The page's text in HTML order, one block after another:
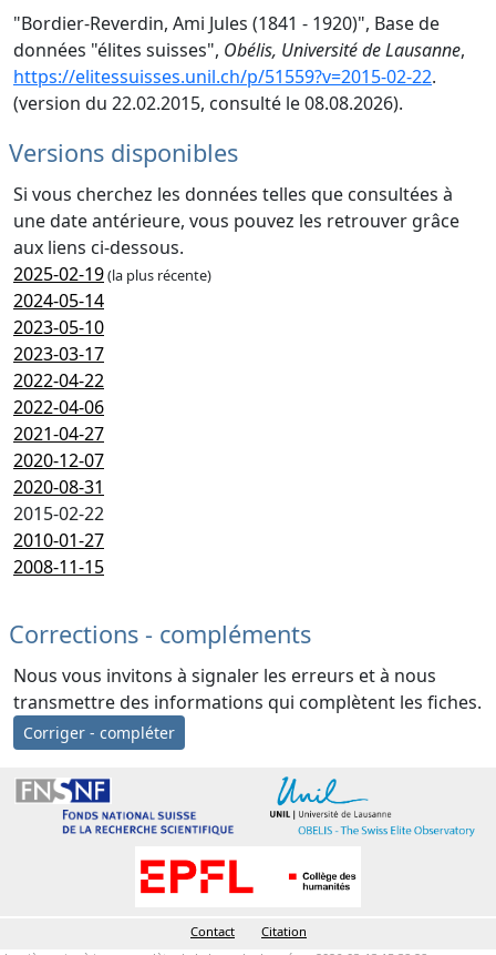
"Bordier-Reverdin, Ami Jules (1841 - 1920)", Base de
données "élites suisses", Obélis, Université de Lausanne,
https://elitessuisses.unil.ch/p/51559?v=2015-02-22.
(version du 22.02.2015, consulté le 08.08.2026).
Versions disponibles
Si vous cherchez les données telles que consultées à
une date antérieure, vous pouvez les retrouver grâce
aux liens ci-dessous.
2025-02-19(la plus récente)
2024-05-14
2023-05-10
2023-03-17
2022-04-22
2022-04-06
2021-04-27
2020-12-07
2020-08-31
2015-02-22
2010-01-27
2008-11-15
Corrections - compléments
Nous vous invitons à signaler les erreurs et à nous
transmettre des informations qui complètent les fiches.
Corriger - compléter
Contact
Citation